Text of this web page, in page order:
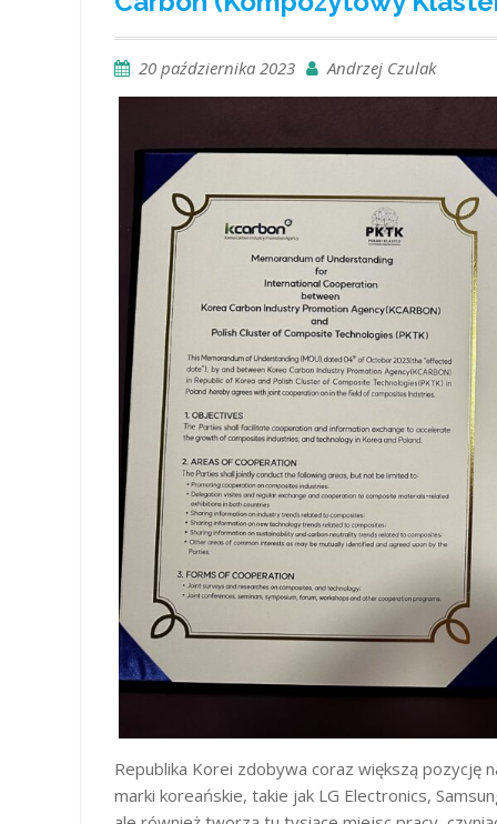
20 października 2023 Andrzej Czulak
Republika Korei zdobywa coraz większą pozycję
marki koreańskie, takie jak LG Electronics,